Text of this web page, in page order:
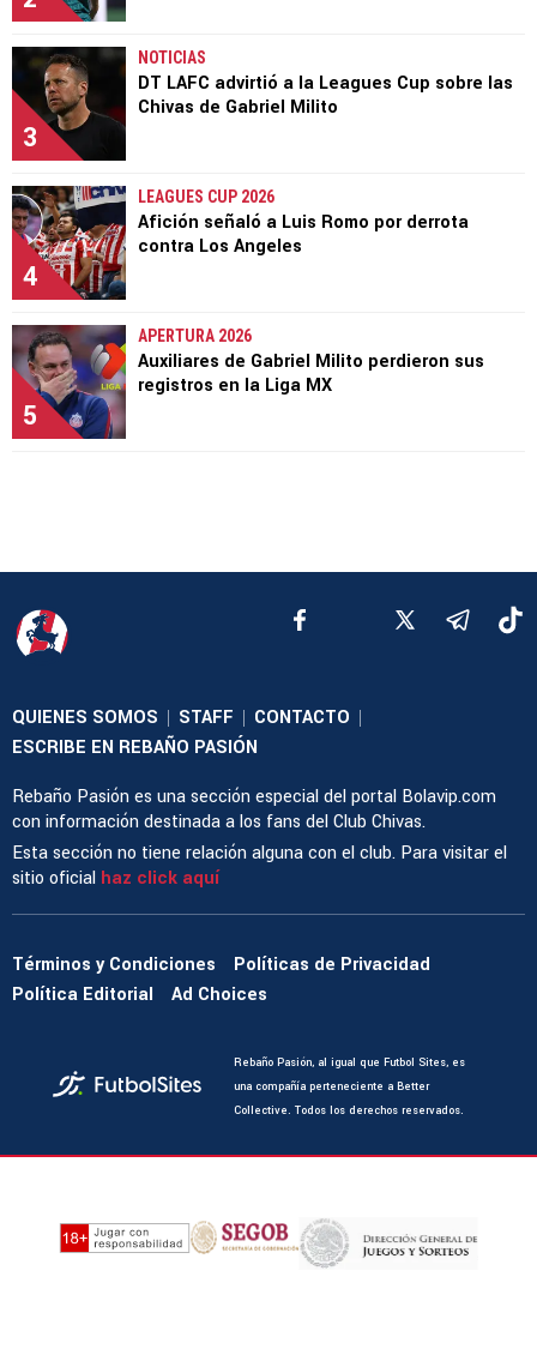
3
NOTICIAS
DT LAFC advirtió a la Leagues Cup sobre las
Chivas de Gabriel Milito
4
LEAGUES CUP 2026
Afición señaló a Luis Romo por derrota
contra Los Angeles
5
APERTURA 2026
Auxiliares de Gabriel Milito perdieron sus
registros en la Liga MX
QUIENES SOMOS | STAFF | CONTACTO |
ESCRIBE EN REBAÑO PASIÓN
Rebaño Pasión es una sección especial del portal Bolavip.com
con información destinada a los fans del Club Chivas.
Esta sección no tiene relación alguna con el club. Para visitar el
sitio oficial haz click aquí
Términos y Condiciones
Políticas de Privacidad
Política Editorial
Ad Choices
Rebaño Pasión, al igual que Futbol Sites, es
una compañía perteneciente a Better
Collective. Todos los derechos reservados.